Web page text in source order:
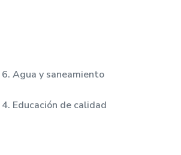
Agua y saneamiento
Educación de calidad